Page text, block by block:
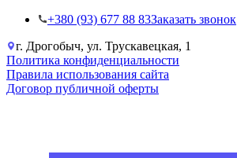
+38‎0 (93) 677 88 83Заказать звонок
г. Дрогобыч, ул. Трускавецкая, 1
Политика конфиденциальности
Правила использования сайта
Договор публичной оферты